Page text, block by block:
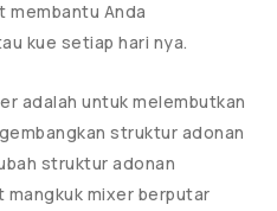
membantu Anda
kue setiap hari nya.
adalah untuk melembutkan
struktur adonan
struktur adonan
mixer berputar